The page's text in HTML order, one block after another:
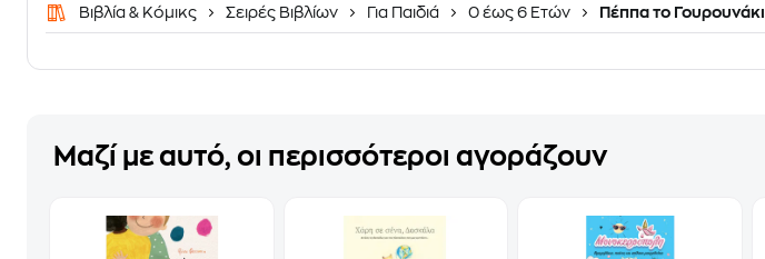
Βιβλία & Κόμικς Σειρές Βιβλίων Για Παιδιά 0 έως 6 Ετών Πέππα το Γουρουνάκι
Μαζί με αυτό, οι περισσότεροι αγοράζουν